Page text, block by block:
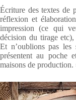
Écriture des textes de
réflexion et
impression (ce qui
décision du tirage
Et n’oublions pas
présentent au poche
maisons de production.